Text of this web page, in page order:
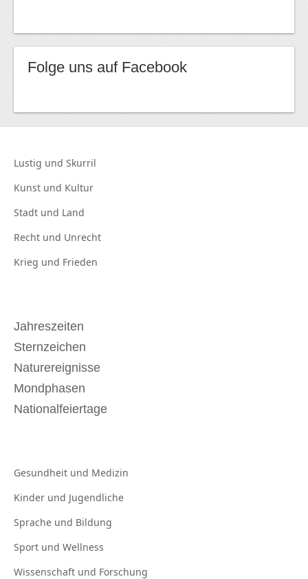
Folge uns auf Facebook
Lustig und Skurril
Kunst und Kultur
Stadt und Land
Recht und Unrecht
Krieg und Frieden
Jahreszeiten
Sternzeichen
Naturereignisse
Mondphasen
Nationalfeiertage
Gesundheit und Medizin
Kinder und Jugendliche
Sprache und Bildung
Sport und Wellness
Wissenschaft und Forschung